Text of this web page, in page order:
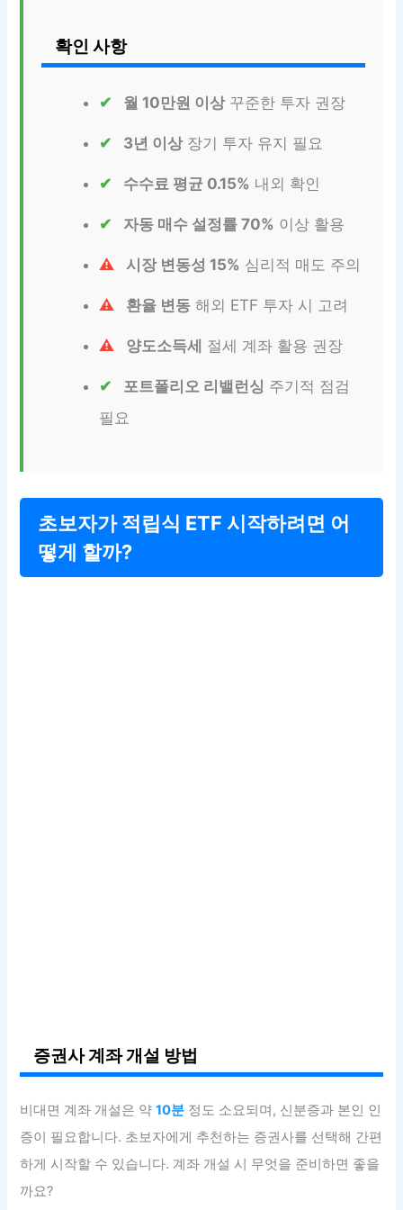
확인 사항
월 10만원 이상꾸준한 투자 권장
3년 이상장기 투자 유지 필요
수수료 평균 0.15% 내외 확인
자동 매수 설정률 70% 이상 활용
시장 변동성 15% 심리적 매도 주의
환율 변동 해외 ETF 투자 시 고려
양도소득세 절세 계좌 활용 권장
포트폴리오 리밸런싱 주기적 점검
필요
초보자가 적립식 ETF 시작하려면 어
떻게 할까?
증권사 계좌 개설 방법
비대면 계좌 개설은 약10분 정도 소요되며, 신분증과 본인 인
증이 필요합니다. 초보자에게 추천하는 증권사를 선택해 간편
하게 시작할 수 있습니다. 계좌 개설 시 무엇을 준비하면 좋을
까요?